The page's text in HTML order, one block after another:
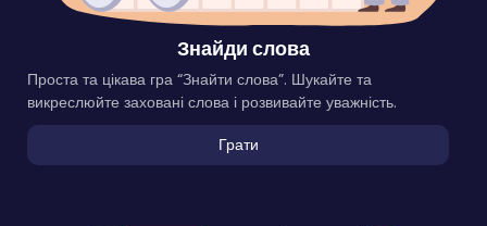
Знайди слова
Проста та цікава гра “Знайти слова”. Шукайте та
викреслюйте заховані слова і розвивайте уважність.
Грати